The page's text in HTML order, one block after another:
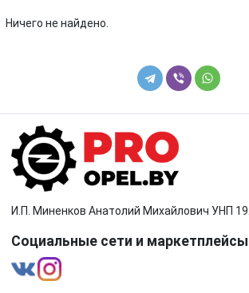
Ничего не найдено.
И.П. Миненков Анатолий Михайлович УНП
Социальные сети и маркетплейсы